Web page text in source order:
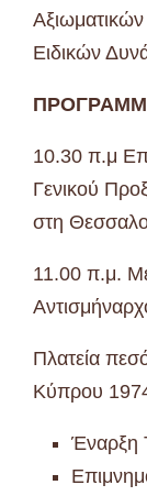
Ειδικών
10.30 π.μ
Γενικού
στη
11.00 π.μ.
Πλατεία
Κύπρου
Έναρξη